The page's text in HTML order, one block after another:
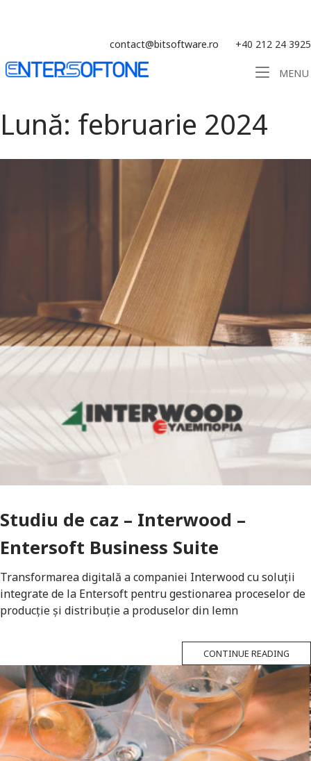
contact@bitsoftware.ro +40 212 24 3925
Home MENU
Lună: februarie 2024
Studiu de caz – Interwood –
Entersoft Business Suite
Transformarea digitală a companiei Interwood cu soluții
integrate de la Entersoft pentru gestionarea proceselor de
producție și distribuție a produselor din lemn
CONTINUE READING